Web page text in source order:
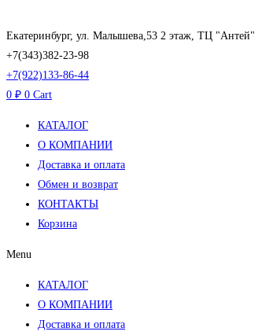
к
содержимому
Екатеринбург, ул. Малышева,53 2 этаж, ТЦ "Антей"
+7(343)382-23-98
+7(922)133-86-44
0 ₽ 0 Cart
КАТАЛОГ
О КОМПАНИИ
Доставка и оплата
Обмен и возврат
КОНТАКТЫ
Корзина
Menu
КАТАЛОГ
О КОМПАНИИ
Доставка и оплата